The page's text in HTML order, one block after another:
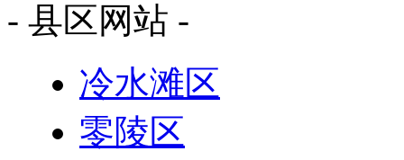
- 县区网站 -
冷水滩区
零陵区